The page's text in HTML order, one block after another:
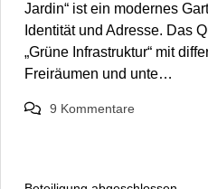
Jardin“ ist ein modernes
Identität und Adresse. Das
„Grüne Infrastruktur“ mit
Freiräumen und unte…
9 Kommentare